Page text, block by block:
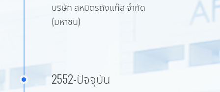
บริษัท สหมิตรถังแก๊ส จำกัด
(มหาชน)
2552-ปัจจุบัน